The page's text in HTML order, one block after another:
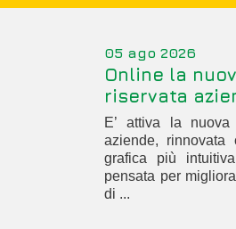
05 ago 2026
Online la
riservata
E’ attiva la nuova
aziende, rinnovata
grafica più
pensata per
di ...